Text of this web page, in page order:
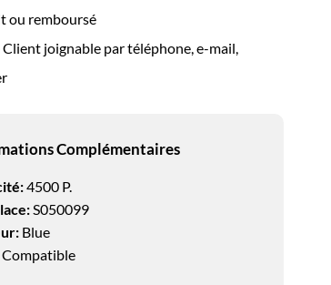
ou remboursé
joignable par téléphone, e-mail,
Complémentaires
4500 P.
S050099
Blue
Compatible